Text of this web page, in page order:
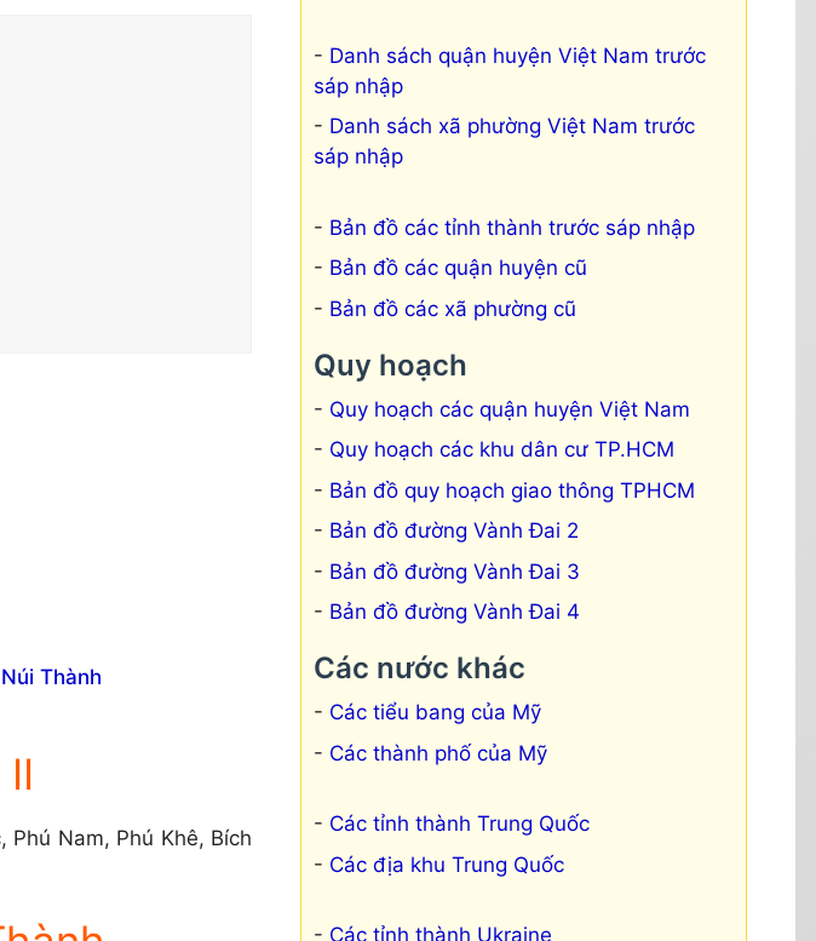
Nam, Phú Khê, Bích
Danh sách quận huyện Việt Nam trước
sáp nhập
Danh sách xã phường Việt Nam trước
sáp nhập
Bản đồ các tỉnh thành trước sáp nhập
Bản đồ các quận huyện cũ
Bản đồ các xã phường cũ
Quy hoạch
Quy hoạch các quận huyện Việt Nam
Quy hoạch các khu dân cư TP.HCM
Bản đồ quy hoạch giao thông TPHCM
Bản đồ đường Vành Đai 2
Bản đồ đường Vành Đai 3
Bản đồ đường Vành Đai 4
Các nước khác
Các tiểu bang của Mỹ
Các thành phố của Mỹ
Các tỉnh thành Trung Quốc
Các địa khu Trung Quốc
Các tỉnh thành Ukraine